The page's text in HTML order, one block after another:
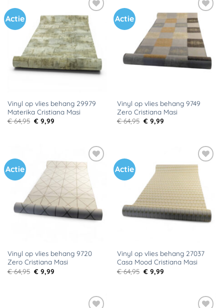
Actie
Toevoegen
aan
verlanglijst
Vinyl op vlies behang 29979
Materika Cristiana Masi
€64,95 Oorspronkelijke
prijs
€ 9,99Huidige
Actie
Toevoegen
aan
verlanglijst
Vinyl op vlies behang 9749
Zero Cristiana Masi
€64,95 Oorspronkelijke
prijs
€ 9,99Huidige
Actie
Toevoegen
verlanglijst
Vinyl op vlies behang 9720
Zero Cristiana Masi
€64,95 Oorspronkelijke
prijs
€ 9,99Huidige
Actie
Toevoegen
aan
verlanglijst
Vinyl op vlies behang 27037
Casa Mood Cristiana Masi
€64,95 Oorspronkelijke
prijs
€ 9,99Huidige